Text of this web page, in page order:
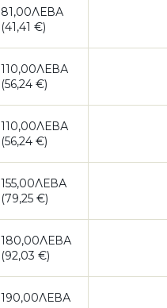
81,00ЛЕВА
(41,41 €)
110,00ЛЕВА
(56,24 €)
110,00ЛЕВА
(56,24 €)
155,00ЛЕВА
(79,25 €)
180,00ЛЕВА
(92,03 €)
190,00ЛЕВА